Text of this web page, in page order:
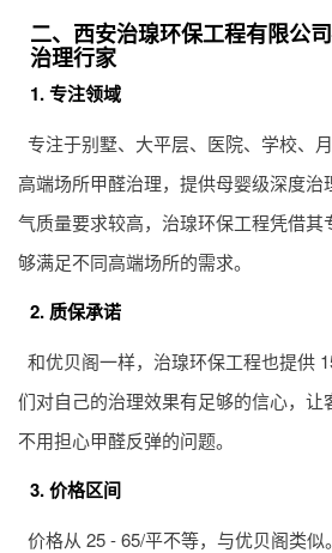
二、西安治瑔环保工程有限
治理行家
1. 专注领域
专注于别墅、大平层、医院、学校、
高端场所甲醛治理，提供母婴级深度治
气质量要求较高，治瑔环保工程凭借其
够满足不同高端场所的需求。
2. 质保承诺
和优贝阁一样，治瑔环保工程也提供
们对自己的治理效果有足够的信心，让
不用担心甲醛反弹的问题。
3. 价格区间
价格从 25 - 65/平不等，与优贝阁类